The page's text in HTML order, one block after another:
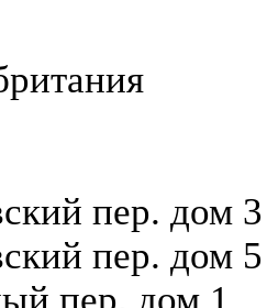
пер. дом 3
пер. дом 5